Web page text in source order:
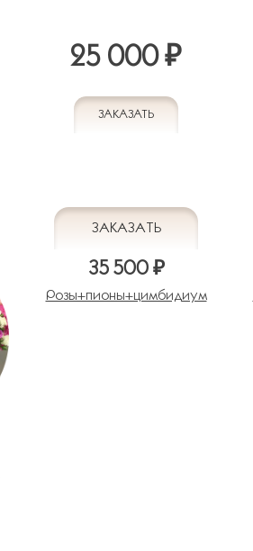
25 000 ₽
35 500 ₽
Розы+пионы+цимбидиум